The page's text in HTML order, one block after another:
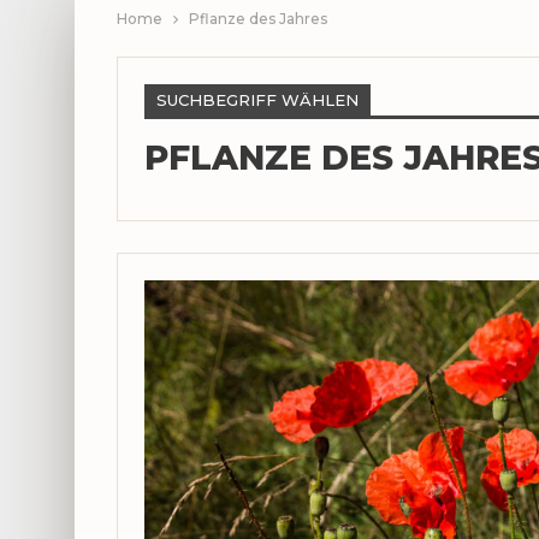
Home Pflanze des Jahres
SUCHBEGRIFF WÄHLEN
PFLANZE DES